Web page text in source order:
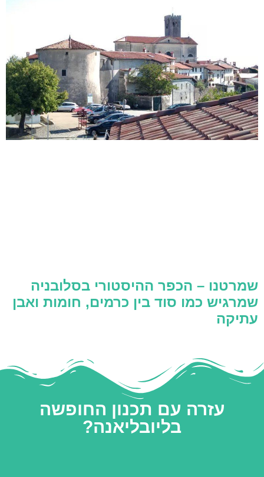
שמרטנו – הכפר ההיסטורי בסלובניה
שמרגיש כמו סוד בין כרמים, חומות ואבן
עתיקה
עזרה עם תכנון החופשה
בליובליאנה?